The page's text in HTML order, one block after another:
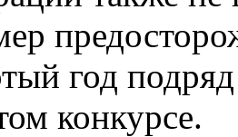
год
конкурсе.